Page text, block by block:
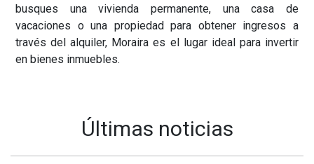
busques una vivienda permanente, una casa de
vacaciones o una propiedad para obtener ingresos a
través del alquiler, Moraira es el lugar ideal para invertir
en bienes inmuebles.
Últimas noticias